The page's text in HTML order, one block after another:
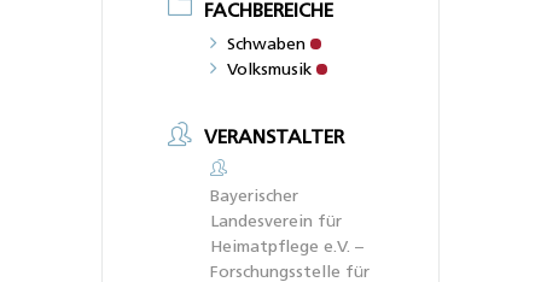
FACHBEREICHE
Schwaben
Volksmusik
VERANSTALTER
Bayerischer
Landesverein für
Heimatpflege e.V. –
Forschungsstelle für